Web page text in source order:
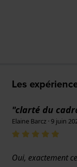
Les
"clarté du
Elaine Barcz · 9 juin
Oui, exactement